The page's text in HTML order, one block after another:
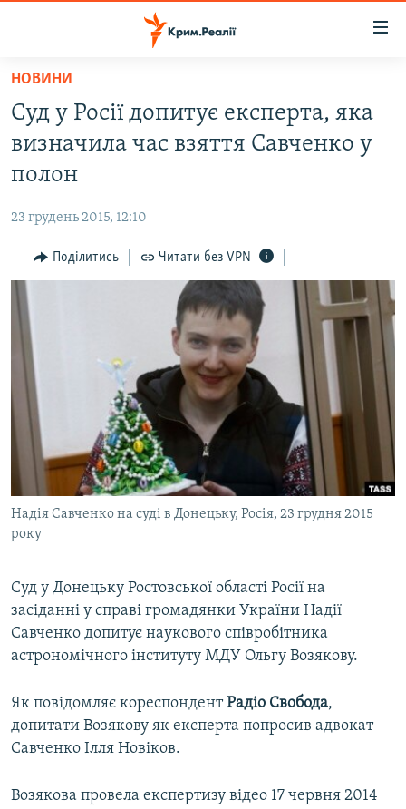
Перейти
основного
матеріалу
до
основної
навігації
Перейти
до
пошуку
ВОДА.КРИМ
БЛОГИ
ПОГЛЯД
ІНТЕРВ'Ю
ВСЕ ЗА ДЕНЬ
СПЕЦПРОЕКТИ
ДЕПОРТАЦІЯ
ВІДЕОУРОКИ «ELIFBE»
СВІДЧЕННЯ ОКУПАЦІЇ
УКРАЇНСЬКА ПРОБЛЕМА КРИМУ
ІНФОГРАФІКА
ЯК ОБІЙТИ БЛОКУВАННЯ
Русский
Qırımtatar
ДОЛУЧАЙСЯ!
Усі сайти RFE/RL
НОВИНИ
Суд у Росії допитує експерта, яка
визначила час взяття Савченко у
полон
23 грудень 2015, 12:10
Поділитись Читати без VPN
Надія Савченко на суді в Донецьку, Росія, 23 грудня 2015
року
Суд у Донецьку Ростовської області Росії на
засіданні у справі громадянки України Надії
Савченко допитує наукового співробітника
астрономічного інституту МДУ Ольгу Возякову.
Як повідомляє кореспондентРадіо Свобода,
допитати Возякову як експерта попросив адвокат
Савченко Ілля Новіков.
Возякова провела експертизу відео 17 червня 2014